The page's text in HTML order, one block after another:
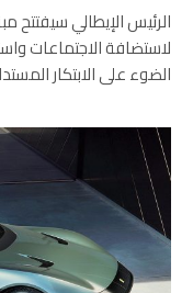
لاستضافة الاجتماعات
الضوء على الابتكار